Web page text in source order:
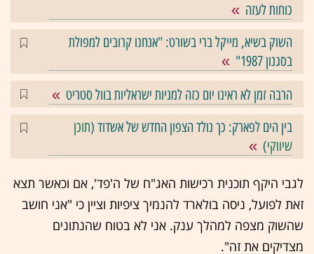
כוחות לעזה
השוק בשיא, מייקל ברי בשורט: "אנחנו קרובים למפולת
בסגנון 1987"
הרבה זמן לא ראינו יום כזה למניות ישראליות בוול סטריט
בין הים לפארק: כך נולד הצפון החדש של אשדוד (תוכן
שיווקי)
לגבי היקף תוכנית רכישות האג"ח של ה'פד', אם וכאשר תצא
זאת לפועל, ניסה בולארד להנמיך ציפיות וציין כי "אני חושב
שהשוק מצפה למהלך ענק. אני לא בטוח שהנתונים
מצדיקים את זה".